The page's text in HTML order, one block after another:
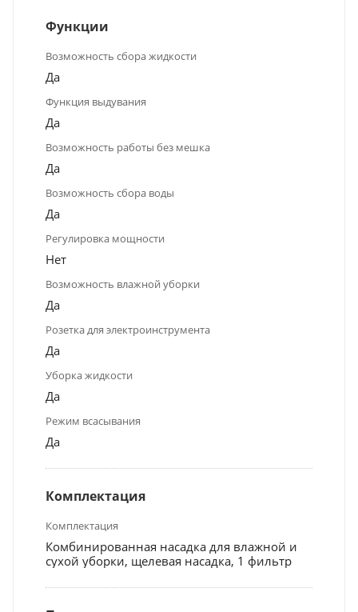
Функции
Возможность сбора жидкости
Да
Функция выдувания
Да
Возможность работы без мешка
Да
Возможность сбора воды
Да
Регулировка мощности
Нет
Возможность влажной уборки
Да
Розетка для электроинструмента
Да
Уборка жидкости
Да
Режим всасывания
Да
Комплектация
Комплектация
Комбинированная насадка для влажной и
сухой уборки, щелевая насадка, 1 фильтр